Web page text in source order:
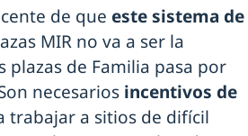
de que este sistema de
MIR no va a ser la
plazas de Familia pasa por
necesarios incentivos de
trabajar a sitios de difícil